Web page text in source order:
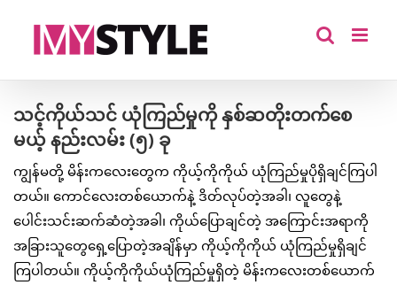
သင့်ကိုယ်သင် ယုံကြည်မှုကို နှစ်ဆတိုးတက်စေ
မယ့် နည်းလမ်း (၅) ခု
ကျွန်မတို့ မိန်းကလေးတွေက ကိုယ့်ကိုကိုယ် ယုံကြည်မှုပိုရှိချင်ကြပါ
တယ်။ ကောင်လေးတစ်ယောက်နဲ့ ဒိတ်လုပ်တဲ့အခါ၊ လူတွေနဲ့
ပေါင်းသင်းဆက်ဆံတဲ့အခါ၊ ကိုယ်ပြောချင်တဲ့ အကြောင်းအရာကို
အခြားသူတွေရှေ့ပြောတဲ့အချိန်မှာ ကိုယ့်ကိုကိုယ် ယုံကြည်မှုရှိချင်
ကြပါတယ်။ ကိုယ့်ကိုကိုယ်ယုံကြည်မှုရှိတဲ့ မိန်းကလေးတစ်ယောက်